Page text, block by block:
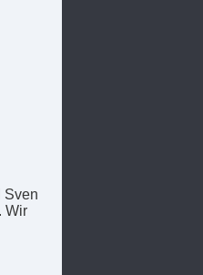
Sven
Wir